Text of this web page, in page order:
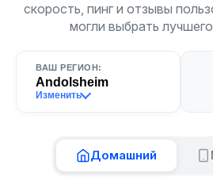
скорость, пинг и отзывы
могли выбрать
ВАШ РЕГИОН:
Andolsheim
Изменить
Домашний